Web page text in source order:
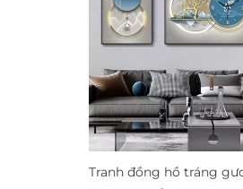
Tranh đồng hồ tráng